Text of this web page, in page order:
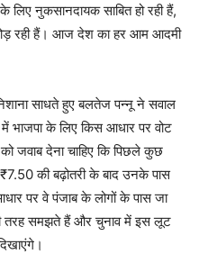
के लिए नुकसानदायक साबित हो रही हैं,
तोड़ रही हैं। आज देश का हर आम आदमी
साधते हुए बलतेज पन्नू ने सवाल
भाजपा के लिए किस आधार पर वोट
जवाब देना चाहिए कि पिछले कुछ
की बढ़ोतरी के बाद उनके पास
पर वे पंजाब के लोगों के पास जा
तरह समझते हैं और चुनाव में इस लूट